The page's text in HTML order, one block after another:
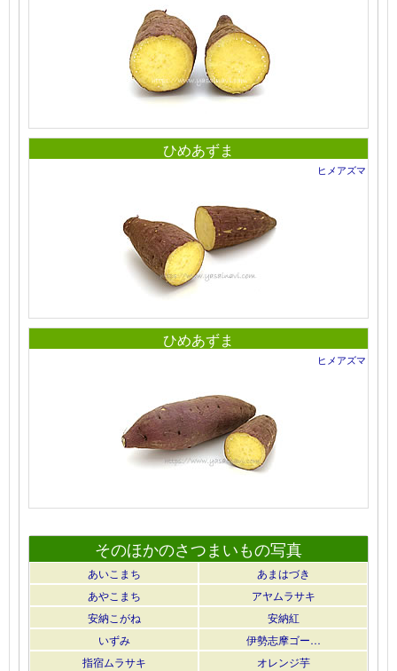
ひめあずま
ヒメアズマ
ひめあずま
ヒメアズマ
そのほかのさつまいもの写真
あいこまち
あまはづき
あやこまち
アヤムラサキ
安納こがね
安納紅
いずみ
伊勢志摩ゴー…
指宿ムラサキ
オレンジ芋